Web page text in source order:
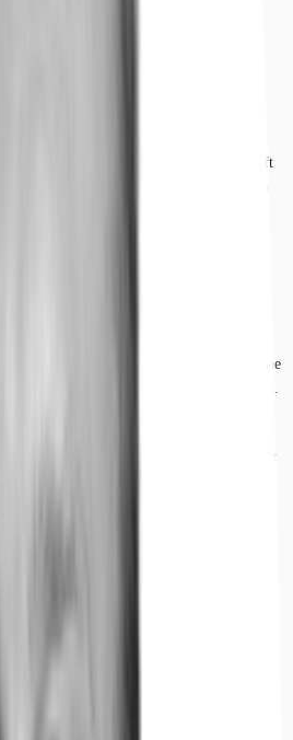
vom 02.02.2021 vom
Energieträger der Liegenschaft
Strom. Der Endenergieverbrauch Strom
Wärme beträgt 78.10
245.000 Einwohnern das wirtschaftliche
Region des Bundeslandes Sachsen.
liegt verkehrstechnisch sehr gut. Nicht
einher, sondern auch die schnelle
Autobahn A 4. Eine Haltestelle des ÖPNV
Südbahnhof Chemnitz ist fußläufig in 12
bietet ein mannigfaltiges Angebot
und Einkaufsmöglichkeiten.
befinden sich in der Nähe.